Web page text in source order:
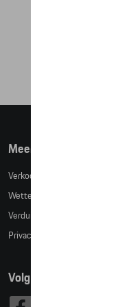
Meer info
Verkoopsvoorwaarden
Wettelijke bepalingen
Verduidelijking kledingmaten
Privacybeleid
Volg Ons